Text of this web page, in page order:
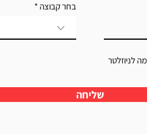
בחר קבוצה
לניוזלטר
שליחה